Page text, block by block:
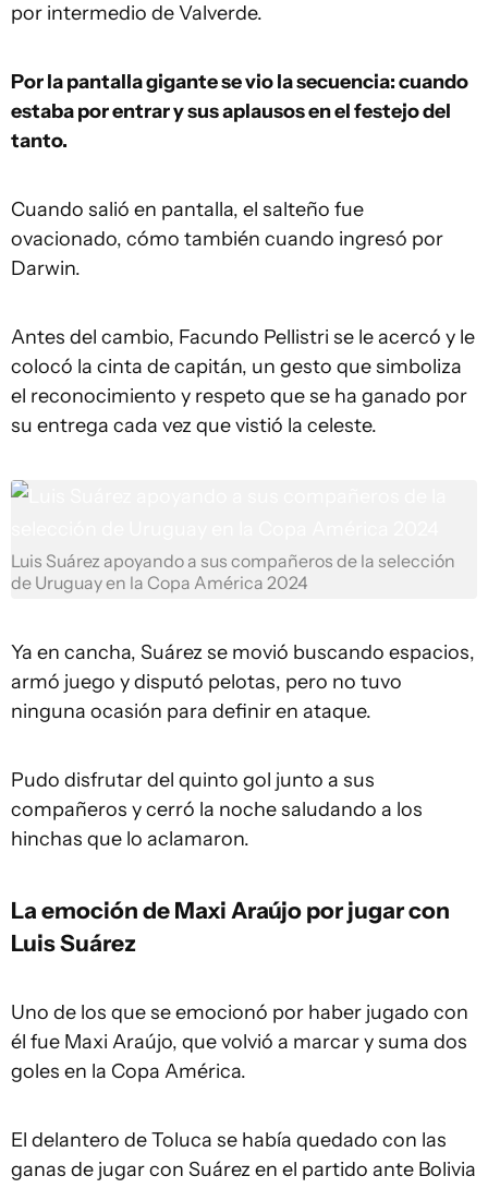
por intermedio de Valverde.
Por la pantalla gigante se vio la secuencia: cuando
estaba por entrar y sus aplausos en el festejo del
tanto.
Cuando salió en pantalla, el salteño fue
ovacionado, cómo también cuando ingresó por
Darwin.
Antes del cambio, Facundo Pellistri se le acercó y le
colocó la cinta de capitán, un gesto que simboliza
el reconocimiento y respeto que se ha ganado por
su entrega cada vez que vistió la celeste.
Luis Suárez apoyando a sus compañeros de la selección
de Uruguay en la Copa América 2024
Ya en cancha, Suárez se movió buscando espacios,
armó juego y disputó pelotas, pero no tuvo
ninguna ocasión para definir en ataque.
Pudo disfrutar del quinto gol junto a sus
compañeros y cerró la noche saludando a los
hinchas que lo aclamaron.
La emoción de Maxi Araújo por jugar con
Luis Suárez
Uno de los que se emocionó por haber jugado con
él fue Maxi Araújo, que volvió a marcar y suma dos
goles en la Copa América.
El delantero de Toluca se había quedado con las
ganas de jugar con Suárez en el partido ante Bolivia